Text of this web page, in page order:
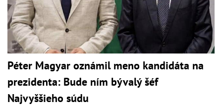
Péter Magyar oznámil meno kandidáta na
prezidenta: Bude ním bývalý šéf
Najvyššieho súdu